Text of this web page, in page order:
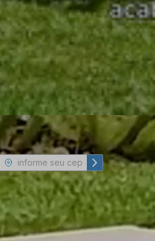
Consulte frete e prazo de entrega
Não sabe o
Retirar na loja
Veja as opções
Produto com a finalidade